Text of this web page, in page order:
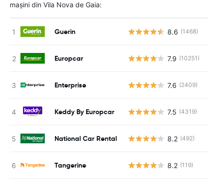
mașini din Vila Nova de Gaia:
Guerin 8.6 (1468)
Europcar 7.9 (10251)
Enterprise 7.6 (2409)
Keddy By Europcar 7.5 (4319)
National Car Rental 8.2 (492)
Tangerine 8.2 (119)